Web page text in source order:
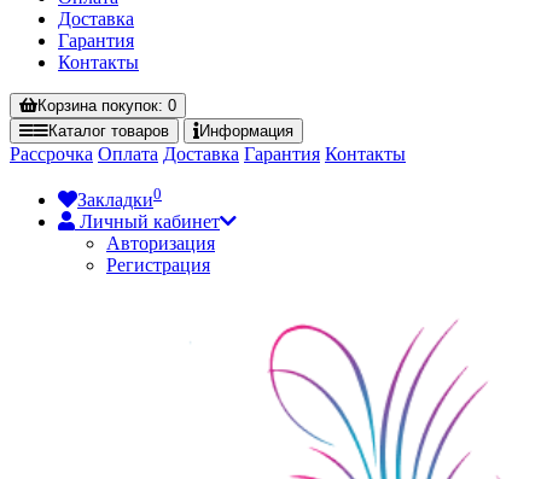
Доставка
Гарантия
Контакты
Корзинапокупок: 0
Каталог товаров Информация
Рассрочка Оплата Доставка Гарантия Контакты
Закладки0
Личный кабинет
Авторизация
Регистрация